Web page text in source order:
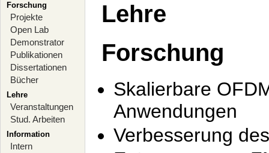
Forschung
Projekte
Open Lab
Demonstrator
Publikationen
Dissertationen
Bücher
Lehre
Veranstaltungen
Stud. Arbeiten
Information
Intern
Lehre
Forschung
Skalierbare
Anwendungen
Verbesserung